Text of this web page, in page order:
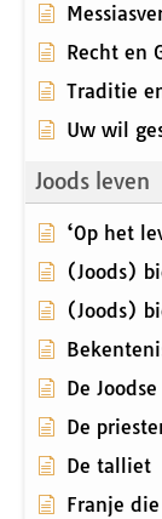
Recht en
Traditie
Uw wil
Joods leven
‘Op het
(Joods)
(Joods)
De
De
De talliet
Franje